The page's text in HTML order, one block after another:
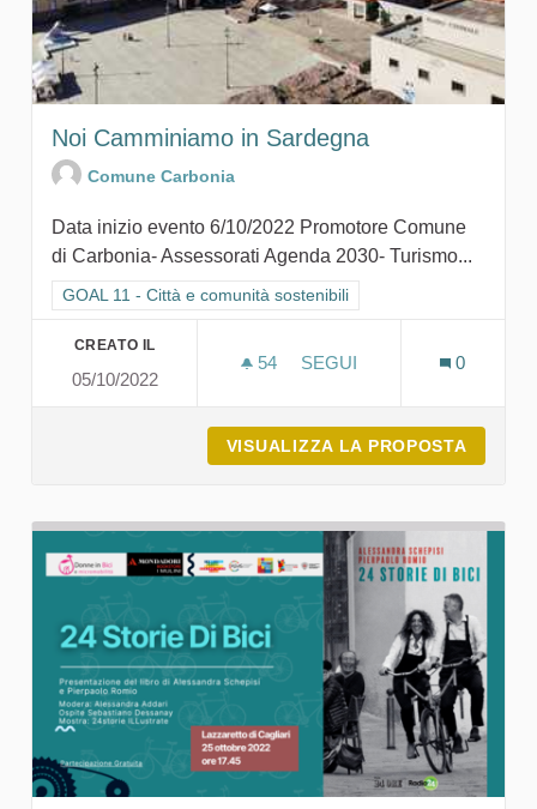
Noi Camminiamo in Sardegna
Comune Carbonia
Data inizio evento 6/10/2022 Promotore Comune
di Carbonia- Assessorati Agenda 2030- Turismo...
Filtra i risultati per categoria: GOAL 11 - Città e comunità
GOAL 11 - Città e comunità sostenibili
CREATO IL
05/10/2022
54 54 SOSTENITORI
SEGUI
0
VISUALIZZA LA PROPOSTA